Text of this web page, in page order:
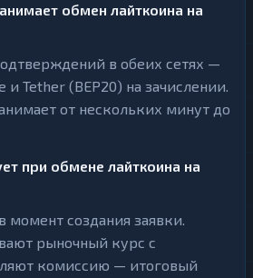
обмен лайткоина на
в обеих сетях —
и Tether (BEP20) на зачислении.
от нескольких минут до
при обмене лайткоина на
момент создания заявки.
рыночный курс с
комиссию — итоговый